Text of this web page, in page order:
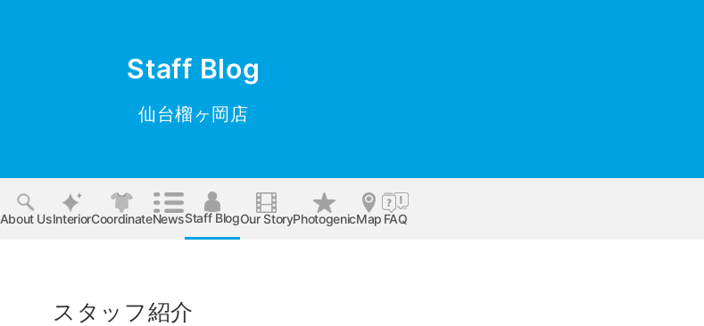
Staff Blog
仙台榴ヶ岡店
About UsInteriorCoordinateNewsStaff BlogOur StoryPhotogenicMap FAQ
スタッフ紹介